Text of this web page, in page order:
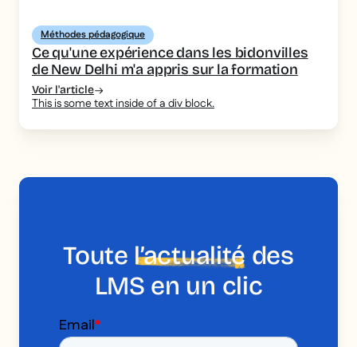
Méthodes pédagogique
Ce qu'une expérience dans les bidonvilles
de New Delhi m'a appris sur la formation
Voir l'article
This is some text inside of a div block.
Toute l’actualité des
LMS en un clic